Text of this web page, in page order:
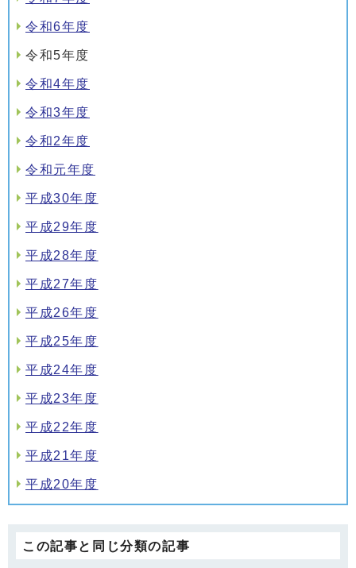
令和6年度
令和5年度
令和4年度
令和3年度
令和2年度
令和元年度
平成30年度
平成29年度
平成28年度
平成27年度
平成26年度
平成25年度
平成24年度
平成23年度
平成22年度
平成21年度
平成20年度
この記事と同じ分類の記事